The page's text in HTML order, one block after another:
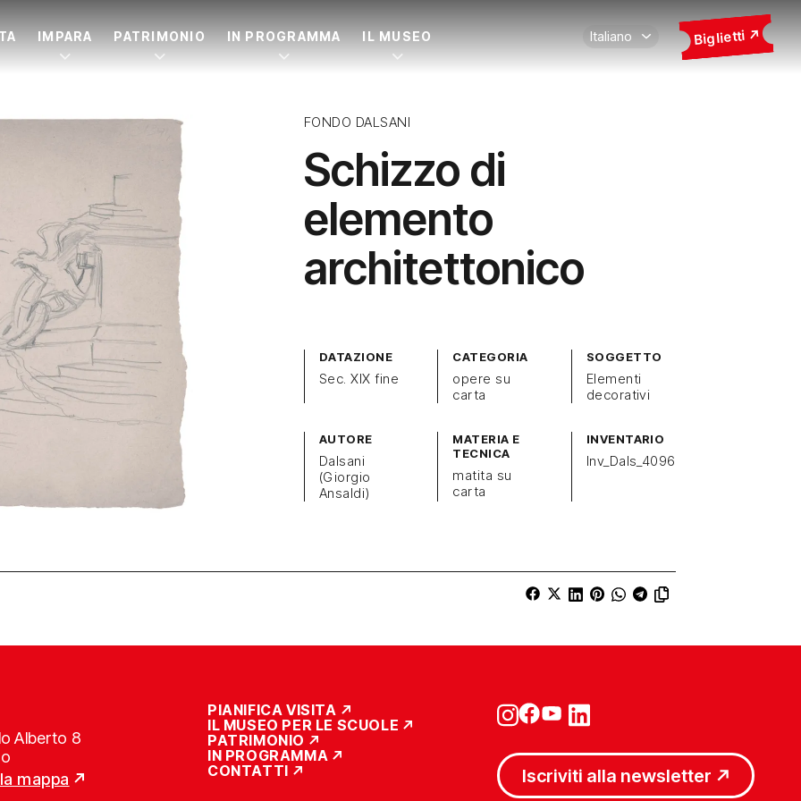
IMPARA PATRIMONIO IN PROGRAMMA IL MUSEO Biglietti
FONDO DALSANI
Schizzo di
elemento
architettonico
DATAZIONE
Sec. XIX fine
CATEGORIA
opere su
carta
SOGGETTO
Elementi
decorativi
AUTORE
Dalsani
(Giorgio
Ansaldi)
MATERIA E
TECNICA
matita su
carta
INVENTARIO
Inv_Dals_4096
Alberto 8
mappa
PIANIFICA VISITA
IL MUSEO PER LE SCUOLE
PATRIMONIO
IN PROGRAMMA
CONTATTI
Iscriviti alla newsletter